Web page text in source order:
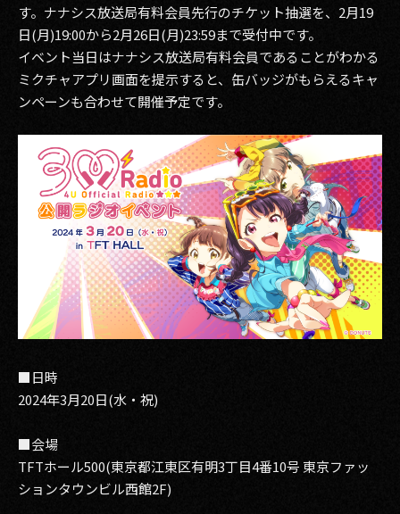
す。ナナシス放送局有料会員先行のチケット抽選を、2月19
日(月)19:00から2月26日(月)23:59まで受付中です。
イベント当日はナナシス放送局有料会員であることがわかる
ミクチャアプリ画面を提示すると、缶バッジがもらえるキャ
ンペーンも合わせて開催予定です。
■日時
2024年3月20日(水・祝)
■会場
TFTホール500(東京都江東区有明3丁目4番10号 東京ファッ
ションタウンビル西館2F)